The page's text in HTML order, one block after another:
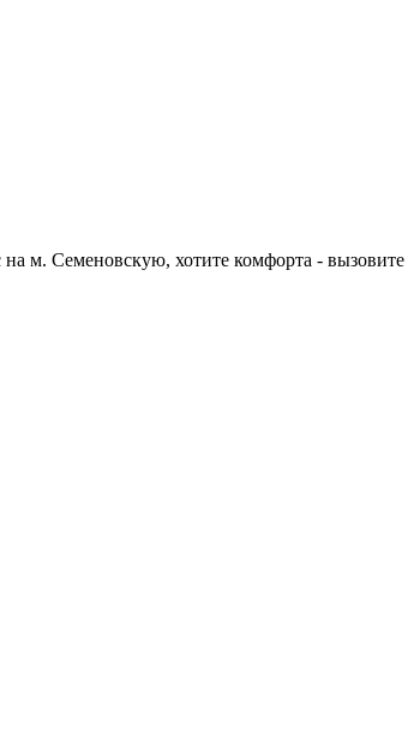
м. Семеновскую, хотите комфорта - вызовите